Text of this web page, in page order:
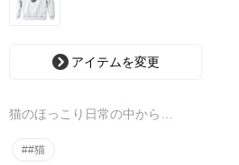
アイテムを変更
猫のほっこり日常の中から…
##猫